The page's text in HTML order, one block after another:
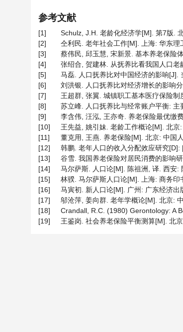
参考文献
[1]
Schulz, J.H. 老龄化经济学[M]. 第7版.
[2]
仝利民. 老年社会工作[M]. 上海: 华东理
[3]
蔡伟民, 邱玉慧, 宋新景. 基本养老保险
[4]
张绍合, 贺建林. 从抚养比看我国人口
[5]
马磊. 人口抚养比对中国经济的影响[J].
[6]
刘洪银. 人口抚养比对经济增长的影响
[7]
王超群, 张翼. 城镇职工基本医疗保险
[8]
苏立峰. 人口抚养比与经常账户平衡:
[9]
李含伟, 汪泓, 王亦奇. 养老保险最优缴
[10]
王先益, 姚引妹. 老龄工作概论[M]. 北京
[11]
董克用, 王燕. 养老保险[M]. 北京: 中国
[12]
韩鹏. 老年人口的收入分配效应研究
[13]
谷雪. 我国养老保险对居民消费的影响
[14]
马尔萨斯. 人口论[M]. 陈祖洲, 译. 西安:
[15]
林骙. 马尔萨斯人口论[M]. 上海: 商务印
[16]
马寅初. 新人口论[M]. 广州: 广东经济出
[17]
邬沧萍, 姜向群. 老年学概论[M]. 北京:
[18]
Crandall, R.C. (1980) Gerontology: A
[19]
王鉴岗. 社会养老保险平衡测算[M]. 北